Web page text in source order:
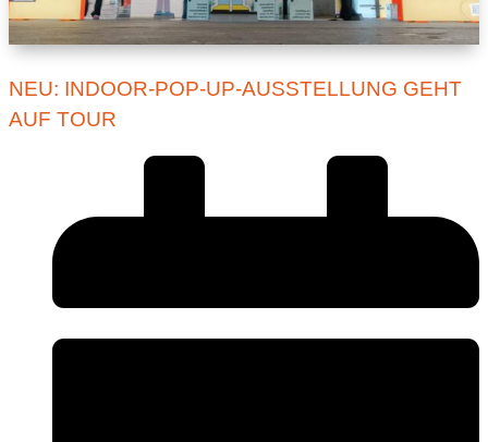
NEU: INDOOR-POP-UP-AUSSTELLUNG GEHT
AUF TOUR